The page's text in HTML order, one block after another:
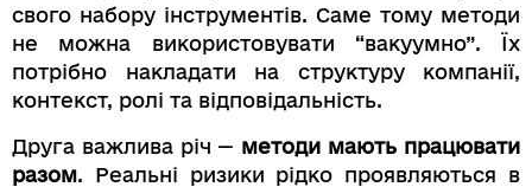
свого набору інструментів. Саме тому методи
не можна використовувати “вакуумно”. Їх
потрібно накладати на структуру компанії,
контекст, ролі та відповідальність.
Друга важлива річ — методи мають працювати
разом. Реальні ризики рідко проявляються в